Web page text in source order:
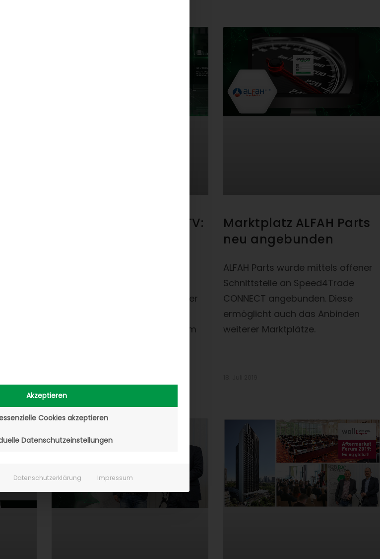
Speed4Trade-News-TV:
Parts. Außerdem Infos zu unserer
Trendreport 2019. Viel Spaß beim
Marktplatz ALFAH Parts
neu angebunden
ALFAH Parts wurde mittels offener
Schnittstelle an Speed4Trade
CONNECT angebunden. Diese
ermöglicht auch das Anbinden
weiterer Marktplätze.
Akzeptieren
Cookies akzeptieren
Datenschutzeinstellungen
Datenschutzerklärung Impressum